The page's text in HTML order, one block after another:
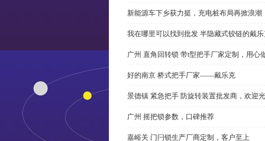
新能源车下乡获力挺，充电桩布局再掀浪潮
我在哪里可以找到批发 半隐藏式铰链的戴
广州 直角回转锁 带t型把手厂家定制，用心
好的南京 桥式把手厂家——戴乐克
景德镇 紧急把手 防旋转装置批发商，欢迎
广州 摇把锁参数，口碑推荐
嘉峪关 门闩锁生产厂商定制，客户至上